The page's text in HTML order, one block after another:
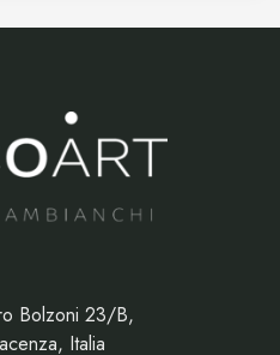
Bolzoni 23/B,
Italia